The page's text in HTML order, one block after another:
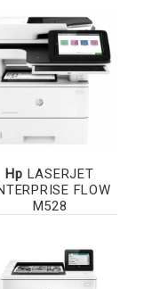
Hp LASERJET
FLOW
M528